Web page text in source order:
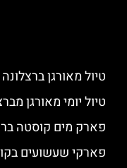
טיול מאורגן
טיול יומי מאורגן
פארק מים קוסטה
פארקי שעשועים